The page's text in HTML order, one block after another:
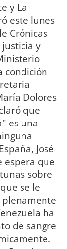
y La
este lunes
Crónicas
y
condición
Dolores
que
es una
José
espera que
sobre
se le
plenamente
ha
de sangre